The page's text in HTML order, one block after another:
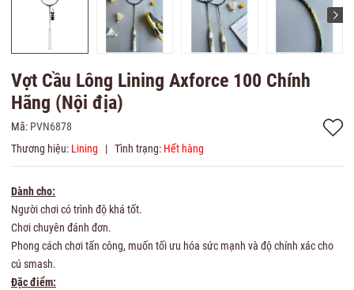
Vợt Cầu Lông Lining Axforce 100 Chính
Hãng (Nội địa)
Mã: PVN6878
Thương hiệu: Lining | Tình trạng: Hết hàng
Dành cho:
Người chơi có trình độ khá tốt.
Chơi chuyên đánh đơn.
Phong cách chơi tấn công, muốn tối ưu hóa sức mạnh và độ chính xác cho
cú smash.
Đặc điểm: